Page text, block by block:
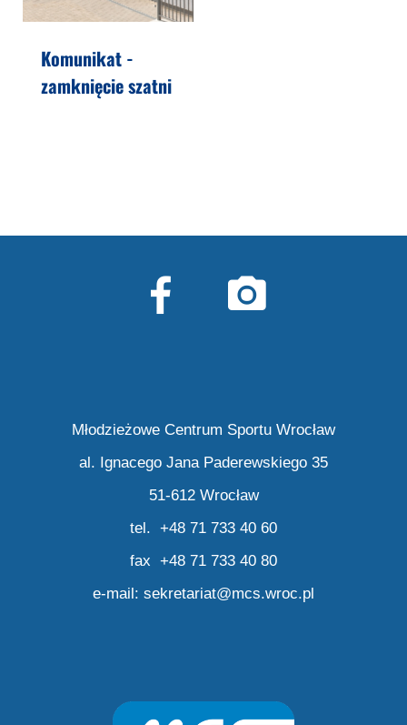
Komunikat -
zamknięcie szatni
Młodzieżowe Centrum Sportu Wrocław
al. Ignacego Jana Paderewskiego 35
51-612 Wrocław
tel. +48 71 733 40 60
fax +48 71 733 40 80
e-mail: sekretariat@mcs.wroc.pl